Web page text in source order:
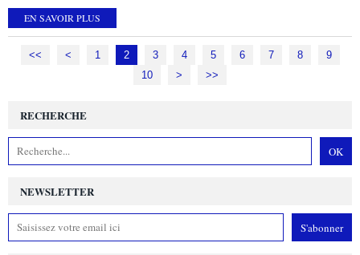
EN SAVOIR PLUS
<< < 1 2 3 4 5 6 7 8
9
10
20
> >>
NEWSLETTER
RECHERCHE